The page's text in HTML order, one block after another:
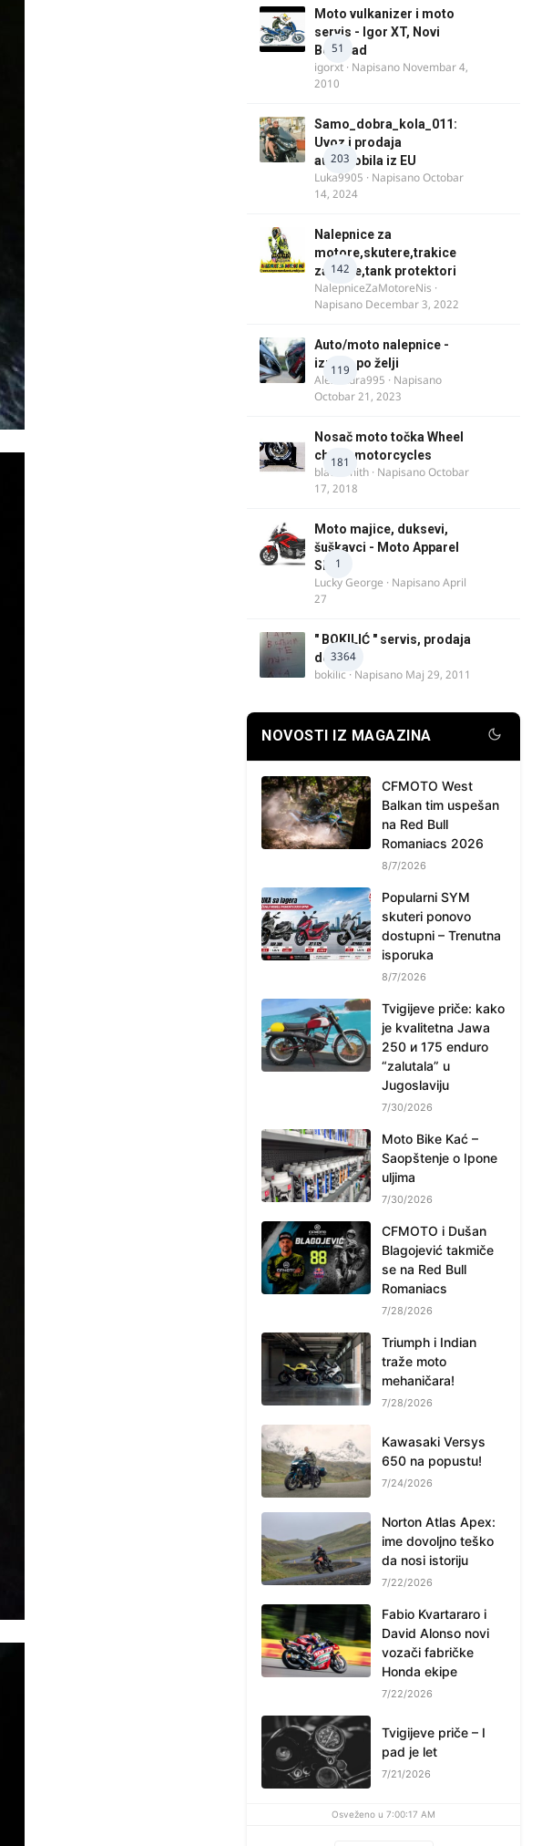
51
Moto vulkanizer i moto
servis - Igor XT, Novi
Beograd
igorxt · Napisano Novembar 4,
2010
203
Samo_dobra_kola_011:
Uvoz i prodaja
automobila iz EU
Luka9905 · NapisanoOctobar
14, 2024
142
Nalepnice za
motore,skutere,trakice
za felne,tank protektori
NalepniceZaMotoreNis ·
Napisano Decembar 3, 2022
119
Auto/moto nalepnice -
izrada po želji
Alexandra995 · Napisano
Octobar 21, 2023
181
Nosač moto točka Wheel
chock motorcycles
blacksmith · NapisanoOctobar
17, 2018
1
Moto majice, duksevi,
šuškavci - Moto Apparel
SRB
Lucky George · NapisanoApril
27
3364
" BOKILIĆ " servis, prodaja
delova
bokilic · Napisano Maj 29, 2011
NOVOSTI IZ MAGAZINA
CFMOTO West
Balkan tim uspešan
na Red Bull
Romaniacs 2026
8/7/2026
Popularni SYM
skuteri ponovo
dostupni – Trenutna
isporuka
8/7/2026
Tvigijeve priče: kako
je kvalitetna Jawa
250 и 175 enduro
“zalutala” u
Jugoslaviju
7/30/2026
Moto Bike Kać –
Saopštenje o Ipone
uljima
7/30/2026
CFMOTO i Dušan
Blagojević takmiče
se na Red Bull
Romaniacs
7/28/2026
Triumph i Indian
traže moto
mehaničara!
7/28/2026
Kawasaki Versys
650 na popustu!
7/24/2026
Norton Atlas Apex:
ime dovoljno teško
da nosi istoriju
7/22/2026
Fabio Kvartararo i
David Alonso novi
vozači fabričke
Honda ekipe
7/22/2026
Tvigijeve priče – I
pad je let
7/21/2026
Osveženo u 7:00:17 AM